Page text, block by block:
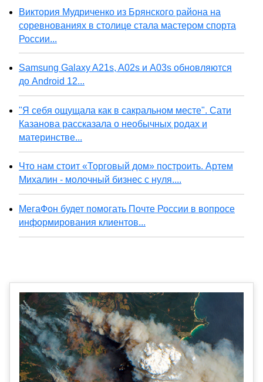
Виктория Мудриченко из Брянского района на
соревнованиях в столице стала мастером спорта
России...
Samsung Galaxy A21s, A02s и A03s обновляются
до Android 12...
"Я себя ощущала как в сакральном месте". Сати
Казанова рассказала о необычных родах и
материнстве...
Что нам стоит «Торговый дом» построить. Артем
Михалин - молочный бизнес с нуля....
МегаФон будет помогать Почте России в вопросе
информирования клиентов...